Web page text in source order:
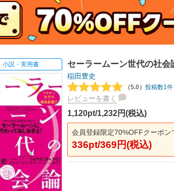
小説・実用書 セーラームーン世代の社会
稲田豊史
（5.0） 投稿数1件
レビューを書く
1,120pt/1,232円(税込)
会員登録限定70%OFFクーポン
336pt/369円(税込)